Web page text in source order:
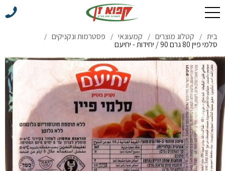
בית / קטלוג מוצרים / קמעונאי / פסטרמות ונקניקים /
סלמי פיין 80 גרם 90 / יחידות - יחיעם